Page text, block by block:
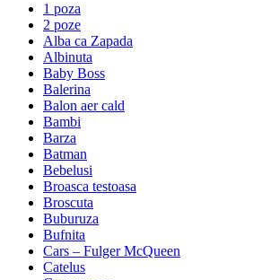
1 poza
2 poze
Alba ca Zapada
Albinuta
Baby Boss
Balerina
Balon aer cald
Bambi
Barza
Batman
Bebelusi
Broasca testoasa
Broscuta
Buburuza
Bufnita
Cars – Fulger McQueen
Catelus